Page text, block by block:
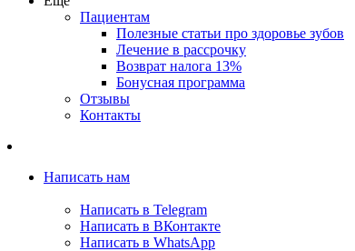
Пациентам
Полезные статьи про здоровье зубов
Лечение в рассрочку
Возврат налога 13%
Бонусная программа
Отзывы
Контакты
Написать нам
Написать в Telegram
Написать в ВКонтакте
Написать в WhatsApp